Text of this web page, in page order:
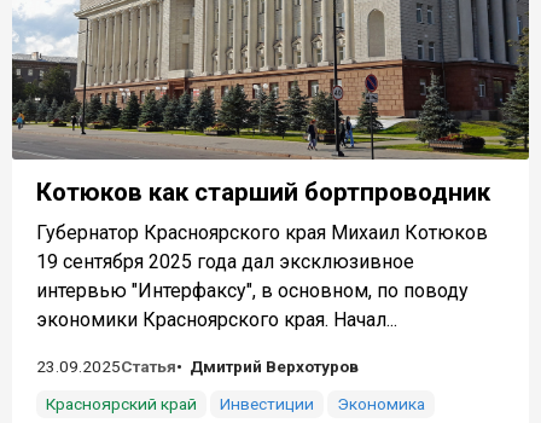
Котюков как старший бортпроводник
Губернатор Красноярского края Михаил Котюков
19 сентября 2025 года дал эксклюзивное
интервью "Интерфаксу", в основном, по поводу
экономики Красноярского края. Начал...
23.09.2025Статья
Дмитрий Верхотуров
Красноярский край
Инвестиции Экономика